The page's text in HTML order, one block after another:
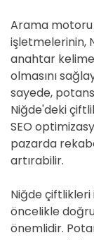
Arama
işletmelerinin,
anahtar
olmasını
sayede,
Niğde'deki
SEO
pazarda
artırabilir.
Niğde çiftlikleri
öncelikle
önemlidir.